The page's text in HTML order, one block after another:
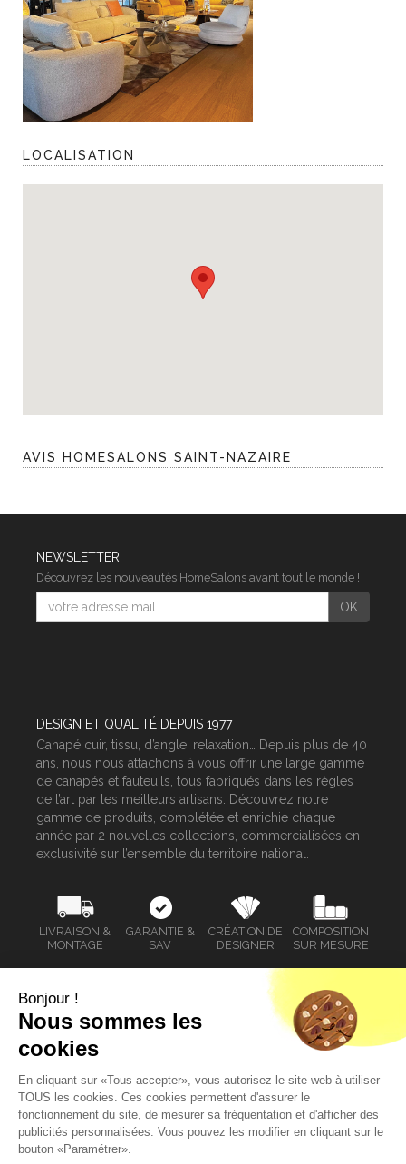
LOCALISATION
AVIS HOMESALONS SAINT-NAZAIRE
NEWSLETTER
Découvrez les nouveautés HomeSalons avant tout le monde !
OK
DESIGN ET QUALITÉ DEPUIS 1977
Canapé cuir, tissu, d’angle, relaxation… Depuis plus de 40
ans, nous nous attachons à vous offrir une large gamme
de canapés et fauteuils, tous fabriqués dans les règles
de l’art par les meilleurs artisans. Découvrez notre
gamme de produits, complétée et enrichie chaque
année par 2 nouvelles collections, commercialisées en
exclusivité sur l’ensemble du territoire national.
LIVRAISON &
MONTAGE
GARANTIE &
SAV
CRÉATION DE
DESIGNER
COMPOSITION
SUR MESURE
SERVICE CLIENT
MAGASINS HOMESALONS
MENTIONS LÉGALES
Bonjour !
Nous sommes les
cookies
En cliquant sur «Tous accepter», vous autorisez le site web à utiliser
TOUS les cookies. Ces cookies permettent d'assurer le
fonctionnement du site, de mesurer sa fréquentation et d'afficher des
publicités personnalisées. Vous pouvez les modifier en cliquant sur le
bouton «Paramétrer».